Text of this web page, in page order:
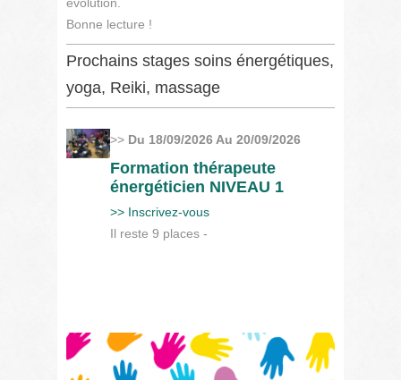
Bonne lecture !
Prochains stages soins énergétiques,
yoga, Reiki, massage
>> Du 18/09/2026 Au 20/09/2026
Formation thérapeute
énergéticien NIVEAU 1
>> Inscrivez-vous
Il reste 9 places -